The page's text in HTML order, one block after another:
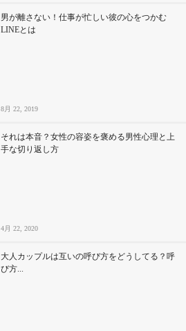
男が離さない！仕事が忙しい彼の心をつかむ
LINEとは
8月 22, 2019
それは本音？女性の容姿を褒める男性心理と上
手な切り返し方
4月 22, 2020
大人カップルは互いの呼び方をどうしてる？呼
び方...